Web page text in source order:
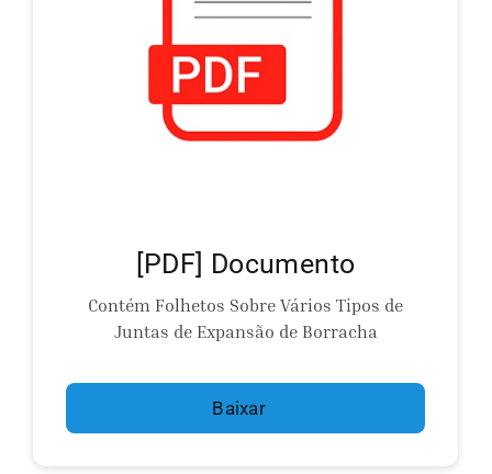
[PDF] Documento
Contém Folhetos Sobre Vários Tipos de
Juntas de Expansão de Borracha
Baixar